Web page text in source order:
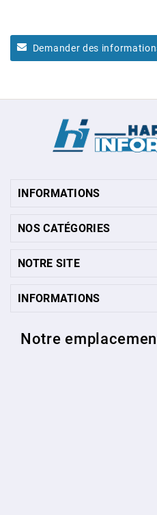
Demander des
INFORMATIONS
NOS CATÉGORIES
NOTRE SITE
INFORMATIONS
Notre